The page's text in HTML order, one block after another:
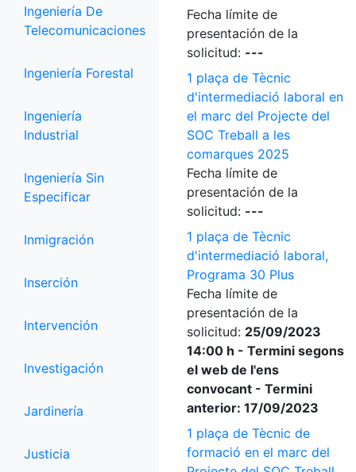
Ingeniería De
Telecomunicaciones
Ingeniería Forestal
Ingeniería
Industrial
Ingeniería Sin
Especificar
Inmigración
Inserción
Intervención
Investigación
Jardinería
Justicia
Fecha límite de
presentación de la
solicitud: ---
1 plaça de Tècnic
d'intermediació laboral en
el marc del Projecte del
SOC Treball a les
comarques 2025
Fecha límite de
presentación de la
solicitud: ---
1 plaça de Tècnic
d'intermediació laboral,
Programa 30 Plus
Fecha límite de
presentación de la
solicitud: 25/09/2023
14:00 h - Termini segons
el web de l'ens
convocant - Termini
anterior: 17/09/2023
1 plaça de Tècnic de
formació en el marc del